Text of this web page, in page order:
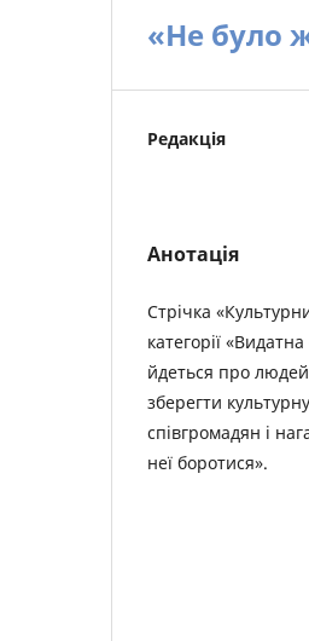
«Не було
Редакція
Анотація
Стрічка
категорії
йдеться про людей
зберегти
співгромадян і
неї боротися».